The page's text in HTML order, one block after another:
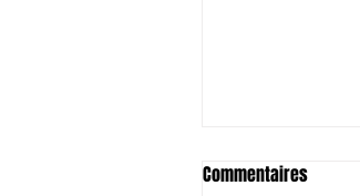
Commentaires